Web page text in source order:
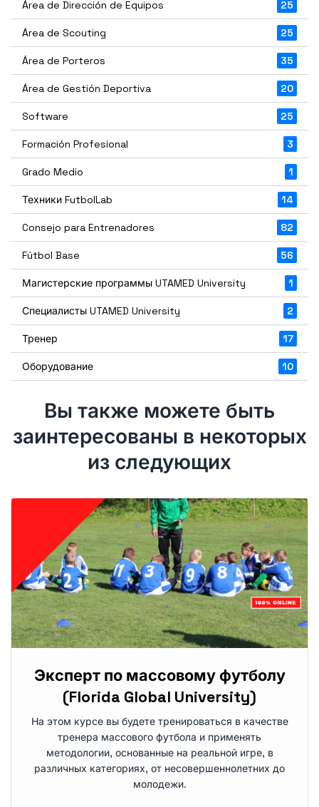
Área de Dirección de Equipos 25
Área de Scouting 25
Área de Porteros 35
Área de Gestión Deportiva 20
Software 25
Formación Profesional 3
Grado Medio 1
Техники FutbolLab 14
Consejo para Entrenadores 82
Fútbol Base 56
Магистерские программы UTAMED University 1
Специалисты UTAMED University 2
Тренер 17
Оборудование 10
Вы также можете быть
заинтересованы в некоторых
из следующих
Эксперт по массовому футболу
(Florida Global University)
На этом курсе вы будете тренироваться в качестве
тренера массового футбола и применять
методологии, основанные на реальной игре, в
различных категориях, от несовершеннолетних до
молодежи.